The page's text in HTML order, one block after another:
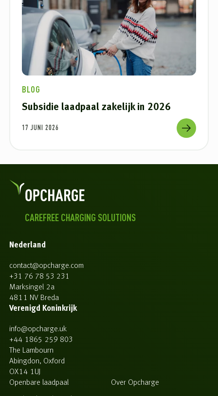
BLOG
Subsidie laadpaal zakelijk in 2026
17 JUNI 2026
CAREFREE CHARGING SOLUTIONS
Nederland
contact@opcharge.com
+31 76 78 53 231
Marksingel 2a
4811 NV Breda
Verenigd Koninkrijk
info@opcharge.uk
+44 1865 259 803
The Lambourn
Abingdon, Oxford
OX14 1UJ
Openbare laadpaal
Over Opcharge